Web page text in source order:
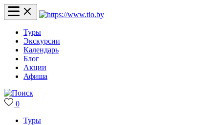
Туры
Экскурсии
Календарь
Блог
Акции
Афиша
0
Туры